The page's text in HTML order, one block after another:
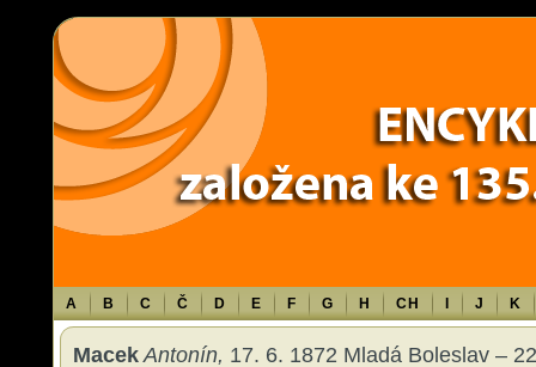
Warning: Use of undefined constant TXT - assumed 'TXT' (this will throw
content/themes/sablona/functions.php
A B C Č D E F G H CH J K
MacekAntonín, 17. 6. 1872 Mladá Boleslav –